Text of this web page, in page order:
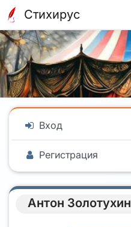
Стихирус
Вход
Регистрация
Антон Золотухин